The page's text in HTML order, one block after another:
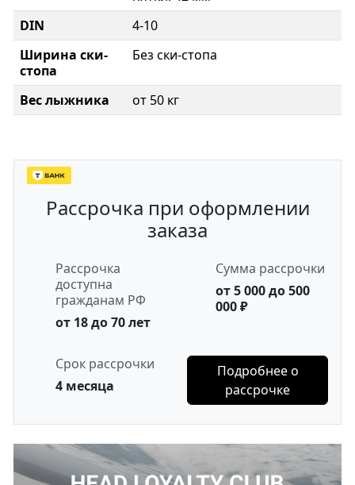
DIN
4-10
Ширина ски-
стопа
Без ски-стопа
Вес лыжника от 50 кг
Рассрочка при оформлении
заказа
Рассрочка
доступна
гражданам РФ
от 18 до 70 лет
Сумма рассрочки
от 5 000 до 500
000 ₽
Срок рассрочки
4 месяца
Подробнее о
рассрочке